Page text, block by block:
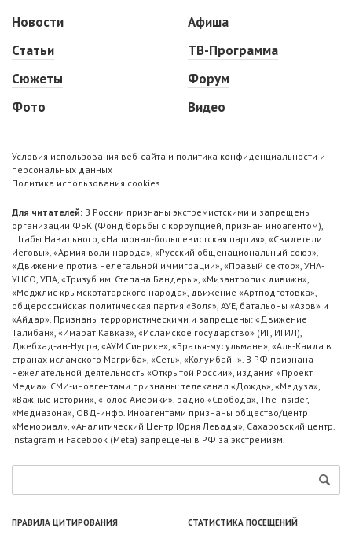
Новости
Статьи
Сюжеты
Фото
Афиша
ТВ-Программа
Форум
Видео
Условия использования веб-сайта и политика конфиденциальности и
персональных данных
Политика использования cookies
Для читателей: В России признаны экстремистскими и запрещены
организации ФБК (Фонд борьбы с коррупцией, признан иноагентом),
Штабы Навального, «Национал-большевистская партия», «Свидетели
Иеговы», «Армия воли народа», «Русский общенациональный союз»,
«Движение против нелегальной иммиграции», «Правый сектор», УНА-
УНСО, УПА, «Тризуб им. Степана Бандеры», «Мизантропик дивижн»,
«Меджлис крымскотатарского народа», движение «Артподготовка»,
общероссийская политическая партия «Воля», АУЕ, батальоны «Азов» и
«Айдар». Признаны террористическими и запрещены: «Движение
Талибан», «Имарат Кавказ», «Исламское государство» (ИГ, ИГИЛ),
Джебхад-ан-Нусра, «АУМ Синрике», «Братья-мусульмане», «Аль-Каида в
странах исламского Магриба», «Сеть», «Колумбайн». В РФ признана
нежелательной деятельность «Открытой России», издания «Проект
Медиа». СМИ-иноагентами признаны: телеканал «Дождь», «Медуза»,
«Важные истории», «Голос Америки», радио «Свобода», The Insider,
«Медиазона», ОВД-инфо. Иноагентами признаны общество/центр
«Мемориал», «Аналитический Центр Юрия Левады», Сахаровский центр.
Instagram и Facebook (Metа) запрещены в РФ за экстремизм.
ПРАВИЛА ЦИТИРОВАНИЯ СТАТИСТИКА ПОСЕЩЕНИЙ